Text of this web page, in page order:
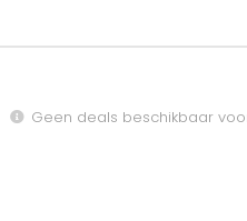
Geen deals beschikbaar